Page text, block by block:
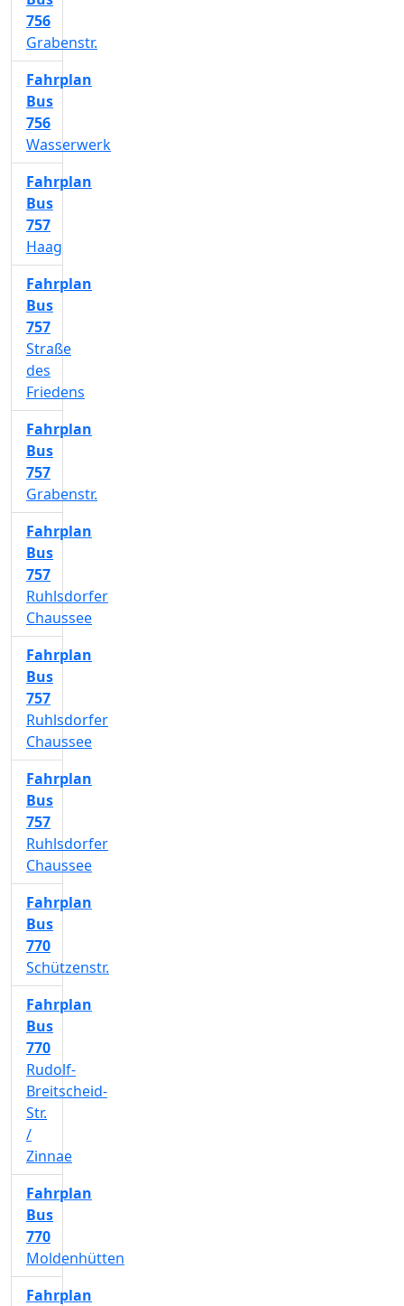
756
Grabenstr.
Fahrplan
Bus
756
Wasserwerk
Fahrplan
Bus
757
Haag
Fahrplan
Bus
757
Straße
des
Friedens
Fahrplan
Bus
757
Grabenstr.
Fahrplan
Bus
757
Ruhlsdorfer
Chaussee
Fahrplan
Bus
757
Ruhlsdorfer
Chaussee
Fahrplan
Bus
757
Ruhlsdorfer
Chaussee
Fahrplan
Bus
770
Schützenstr.
Fahrplan
Bus
770
Rudolf-
Breitscheid-
Str.
/
Zinnae
Fahrplan
Bus
770
Moldenhütten
Fahrplan